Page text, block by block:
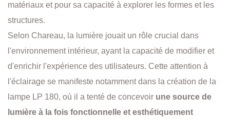
matériaux et pour sa capacité à explorer les formes et les
structures.
Selon Chareau, la lumière jouait un rôle crucial dans
l'environnement intérieur, ayant la capacité de modifier et
d'enrichir l'expérience des utilisateurs. Cette attention à
l'éclairage se manifeste notamment dans la création de la
lampe LP 180, où il a tenté de concevoir une source de
lumière à la fois fonctionnelle et esthétiquement